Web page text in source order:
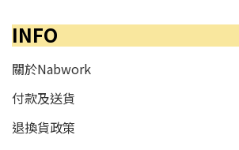
INFO
關於Nabwork
付款及送貨
退換貨政策